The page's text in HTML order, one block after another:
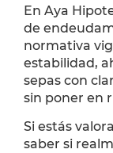
En Aya
de
normativa
estabilidad,
sepas con
sin poner en
Si estás
saber si